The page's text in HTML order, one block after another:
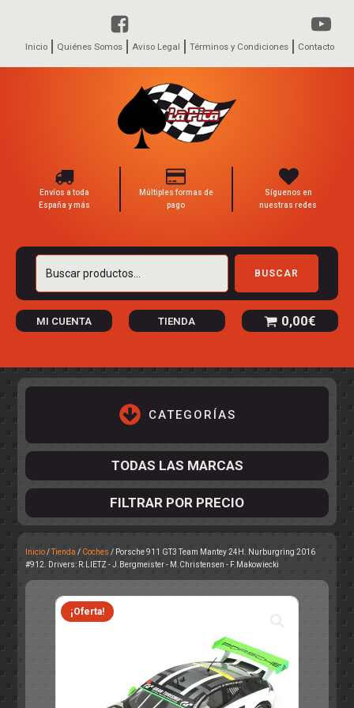
Inicio Quiénes Somos Aviso Legal Términos y Condiciones Contacto
Envíos a toda
España y más
Múltiples formas de
pago
Síguenos en
nuestras redes
Buscar
BUSCAR
MI CUENTA TIENDA 0,00€
CATEGORÍAS
KIT COMPLETO
OTROS
RALLY
TODAS LAS MARCAS
FILTRAR POR PRECIO
Inicio/Tienda / Coches / Porsche 911 GT3 Team Mantey 24H. Nurburgring 2016
#912. Drivers: R.LIETZ - J.Bergmeister - M.Christensen - F.Makowiecki
¡Oferta!